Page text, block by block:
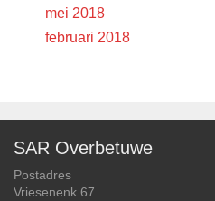
mei 2018
februari 2018
SAR Overbetuwe
Postadres
Vriesenenk 67